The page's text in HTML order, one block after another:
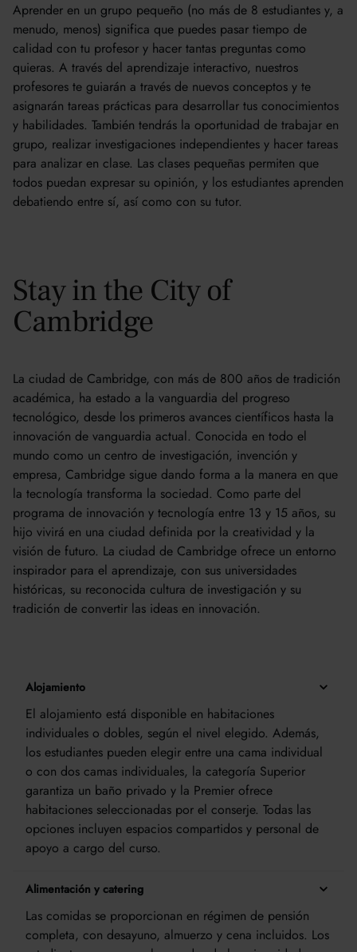
Aprender en un grupo pequeño (no más de 8 estudiantes y, a
menudo, menos) significa que puedes pasar tiempo de
calidad con tu profesor y hacer tantas preguntas como
quieras. A través del aprendizaje interactivo, nuestros
profesores te guiarán a través de nuevos conceptos y te
asignarán tareas prácticas para desarrollar tus conocimientos
y habilidades. También tendrás la oportunidad de trabajar en
grupo, realizar investigaciones independientes y hacer tareas
para analizar en clase. Las clases pequeñas permiten que
todos puedan expresar su opinión, y los estudiantes aprenden
debatiendo entre sí, así como con su tutor.
Stay in the City of
Cambridge
La ciudad de Cambridge, con más de 800 años de tradición
académica, ha estado a la vanguardia del progreso
tecnológico, desde los primeros avances científicos hasta la
innovación de vanguardia actual. Conocida en todo el
mundo como un centro de investigación, invención y
empresa, Cambridge sigue dando forma a la manera en que
la tecnología transforma la sociedad. Como parte del
programa de innovación y tecnología entre 13 y 15 años, su
hijo vivirá en una ciudad definida por la creatividad y la
visión de futuro. La ciudad de Cambridge ofrece un entorno
inspirador para el aprendizaje, con sus universidades
históricas, su reconocida cultura de investigación y su
tradición de convertir las ideas en innovación.
Alojamiento
El alojamiento está disponible en habitaciones
individuales o dobles, según el nivel elegido. Además,
los estudiantes pueden elegir entre una cama individual
o con dos camas individuales, la categoría Superior
garantiza un baño privado y la Premier ofrece
habitaciones seleccionadas por el conserje. Todas las
opciones incluyen espacios compartidos y personal de
apoyo a cargo del curso.
Alimentación y catering
Las comidas se proporcionan en régimen de pensión
completa, con desayuno, almuerzo y cena incluidos. Los